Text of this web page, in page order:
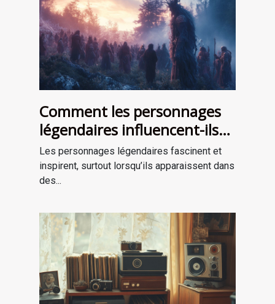
Comment les personnages
légendaires influencent-ils
les récits de survie ?
Les personnages légendaires fascinent et
inspirent, surtout lorsqu’ils apparaissent dans
des...